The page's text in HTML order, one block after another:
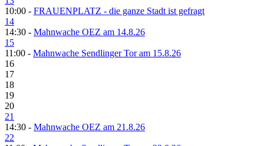
10:00 - FRAUENPLATZ - die ganze Stadt ist gefragt
14
14:30 - Mahnwache OEZ am 14.8.26
15
11:00 - Mahnwache Sendlinger Tor am 15.8.26
16
17
18
19
20
21
14:30 - Mahnwache OEZ am 21.8.26
22